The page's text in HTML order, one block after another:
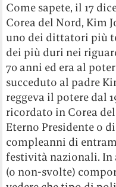
Come sapete, il 17
Corea del Nord, Kim
uno dei dittatori più
dei più duri nei
70 anni ed era al
succeduto al padre
reggeva il potere dal
ricordato in Corea
Eterno Presidente o
compleanni di
festività nazionali. In
(o non-svolte)